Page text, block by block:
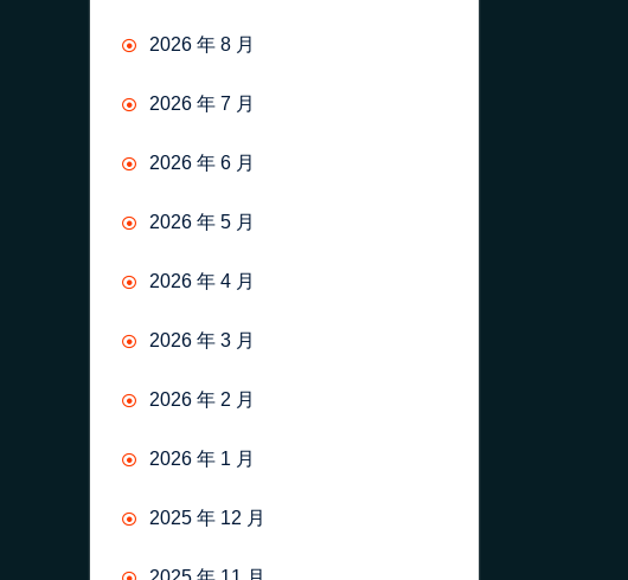
2026 年 8 月
2026 年 7 月
2026 年 6 月
2026 年 5 月
2026 年 4 月
2026 年 3 月
2026 年 2 月
2026 年 1 月
2025 年 12 月